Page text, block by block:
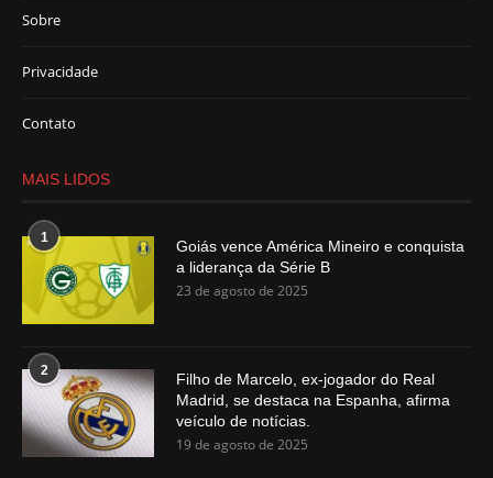
Sobre
Privacidade
Contato
MAIS LIDOS
1
Goiás vence América Mineiro e conquista
a liderança da Série B
23 de agosto de 2025
2
Filho de Marcelo, ex-jogador do Real
Madrid, se destaca na Espanha, afirma
veículo de notícias.
19 de agosto de 2025